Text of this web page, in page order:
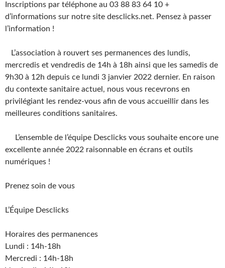
Inscriptions par téléphone au 03 88 83 64 10 +
d’informations sur notre site desclicks.net. Pensez à passer
l’information !
L’association à rouvert ses permanences des lundis,
mercredis et vendredis de 14h à 18h ainsi que les samedis de
9h30 à 12h depuis ce lundi 3 janvier 2022 dernier. En raison
du contexte sanitaire actuel, nous vous recevrons en
privilégiant les rendez-vous afin de vous accueillir dans les
meilleures conditions sanitaires.
L’ensemble de l’équipe Desclicks vous souhaite encore une
excellente année 2022 raisonnable en écrans et outils
numériques !
Prenez soin de vous
L’Équipe Desclicks
Horaires des permanences
Lundi : 14h-18h
Mercredi : 14h-18h